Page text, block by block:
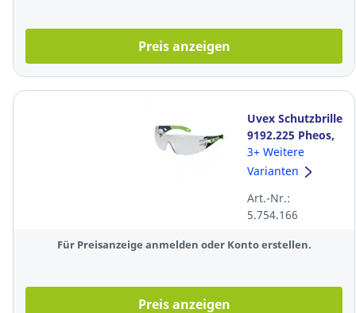
Preis anzeigen
Uvex Schutzbrille
9192.225 Pheos,
Polycarbonat,
klar
3+ Weitere
Varianten
Art.-Nr.:
5.754.166
Für Preisanzeige anmelden oder Konto erstellen.
Preis anzeigen